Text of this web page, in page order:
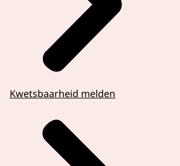
Kwetsbaarheid melden